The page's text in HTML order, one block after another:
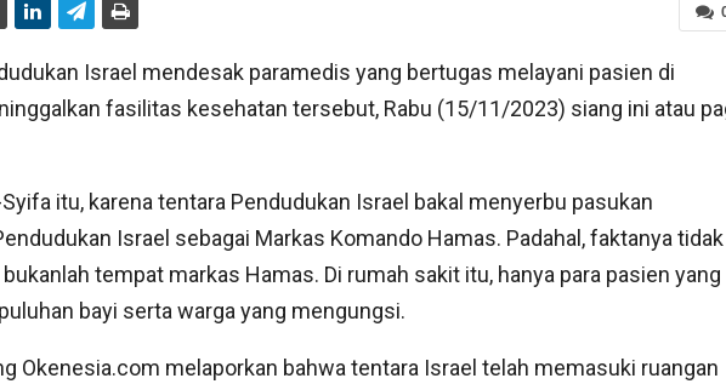
Israel mendesak paramedis yang bertugas melayani pasien di
fasilitas kesehatan tersebut, Rabu (15/11/2023) siang ini atau
itu, karena tentara Pendudukan Israel bakal menyerbu pasukan
Israel sebagai Markas Komando Hamas. Padahal, faktanya tidak
tempat markas Hamas. Di rumah sakit itu, hanya para pasien yang
bayi serta warga yang mengungsi.
Okenesia.com melaporkan bahwa tentara Israel telah memasuki ruangan